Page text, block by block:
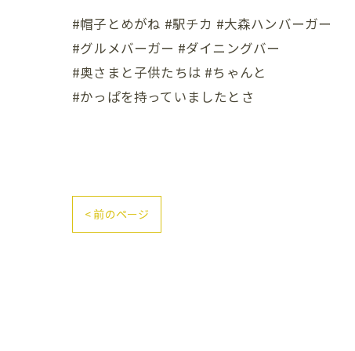
#帽子とめがね #駅チカ #大森ハンバーガー
#グルメバーガー #ダイニングバー
#奥さまと子供たちは #ちゃんと
#かっぱを持っていましたとさ
< 前のページ